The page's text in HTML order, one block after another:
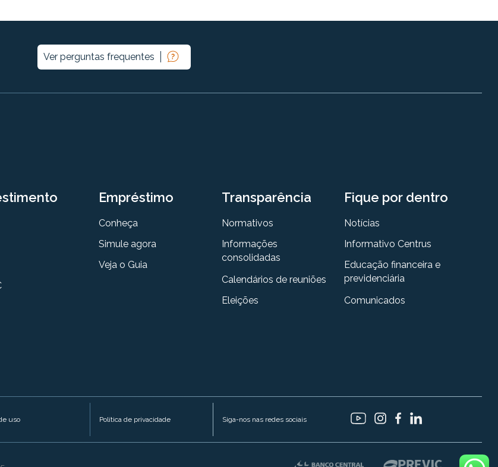
Ver perguntas frequentes
Empréstimo
Conheça
Simule agora
Veja o Guia
Transparência
Normativos
Informações
consolidadas
Calendários de reuniões
Eleições
Fique por dentro
Notícias
Informativo Centrus
Educação financeira e
previdenciária
Comunicados
uso Política de privacidade Siga-nos nas redes sociais